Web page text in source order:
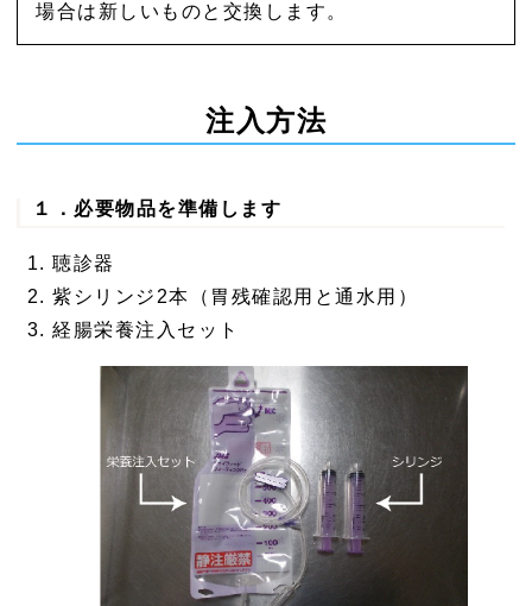
場合は新しいものと交換します。
注入方法
１．必要物品を準備します
聴診器
紫シリンジ2本（胃残確認用と通水用）
経腸栄養注入セット